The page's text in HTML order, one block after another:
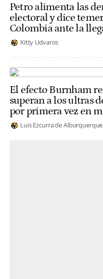
Petro alimenta las
electoral y dice
Colombia ante la
Kitty Udvaros
El efecto Burnham
superan a los ultras
por primera vez en
Luis Ezcurra de Alburquerque